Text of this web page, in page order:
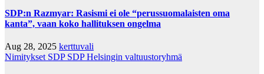
SDP:n Razmyar: Rasismi ei ole “perussuomalaisten oma
kanta”, vaan koko hallituksen ongelma
Aug 28, 2025 kerttuvali
Nimitykset SDP SDP Helsingin valtuustoryhmä